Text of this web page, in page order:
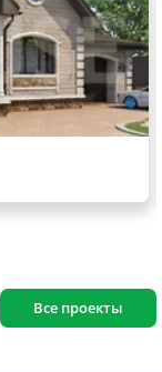
Все проекты